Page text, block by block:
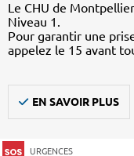
Le CHU de
Niveau 1.
Pour garantir une
appelez le 15 avant
EN SAVOIR PLUS
URGENCES